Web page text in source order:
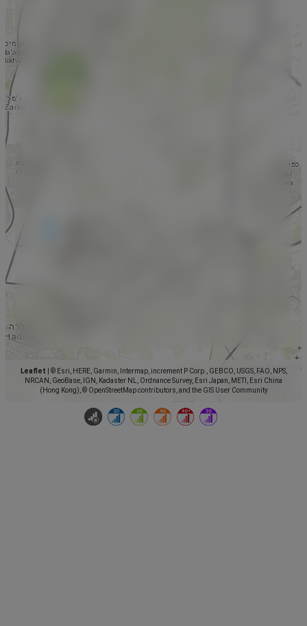
Leaflet
© Esri, HERE, Garmin, Intermap, increment P Corp., GEBCO, USGS, FAO, NPS,
NRCAN, GeoBase, IGN, Kadaster NL, Ordnance Survey, Esri Japan, METI, Esri China
(Hong Kong), © OpenStreetMap contributors, and the GIS User Community